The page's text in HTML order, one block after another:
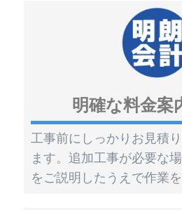
明確な料金案
工事前にしっかりお見積
ます。追加工事が必要な
をご説明したうえで作業を